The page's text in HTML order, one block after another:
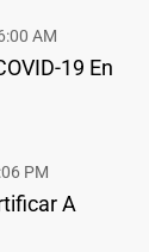
AM
19 En
PM
A